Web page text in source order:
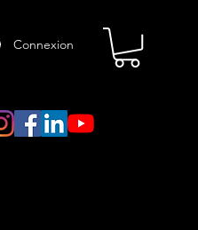
Connexion